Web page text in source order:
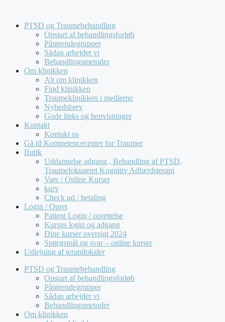
indholdPTSD og Traumebehandling
Opstart af behandlingsforløb
Pårørendegrupper
Sådan arbejder vi
Behandlingsmetoder
Om klinikken
Alt om klinikken
Find klinikken
Traumeklinikken i medierne
Nyhedsbrev
Gode links og henvisninger
Kontakt
Kontakt os
Gå til Kompetencecenter for Traumer
Butik
Uddannelse adgang , Behandling af PTSD,
Traumefokuseret Kognitiv Adfærdsterapi
Vare / Online Kurser
kurv
Check ud / betaling
Login / Opret
Patient Login / oprettelse
Kursus login og adgang
Dine kurser oversigt 2024
Spørgsmål og svar – online kurser
Udlejning af terapilokaler
PTSD og Traumebehandling
Opstart af behandlingsforløb
Pårørendegrupper
Sådan arbejder vi
Behandlingsmetoder
Om klinikken
behandlerikkehenvendelser fra private.